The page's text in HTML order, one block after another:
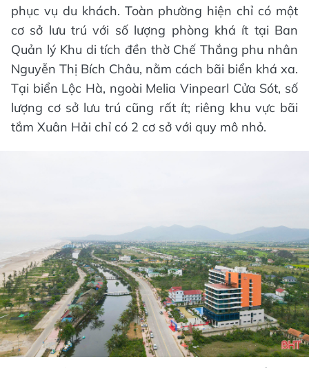
phục vụ du khách. Toàn phường hiện chỉ có một
cơ sở lưu trú với số lượng phòng khá ít tại Ban
Quản lý Khu di tích đền thờ Chế Thắng phu nhân
Nguyễn Thị Bích Châu, nằm cách bãi biển khá xa.
Tại biển Lộc Hà, ngoài Melia Vinpearl Cửa Sót, số
lượng cơ sở lưu trú cũng rất ít; riêng khu vực bãi
tắm Xuân Hải chỉ có 2 cơ sở với quy mô nhỏ.